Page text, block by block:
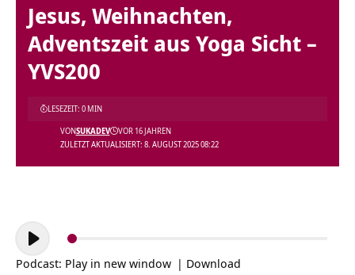
Jesus, Weihnachten,
Adventszeit aus Yoga Sicht –
YVS200
ZULETZT AKTUALISIERT: 8. AUGUST 2025 08:22
VONSUKADEV VOR 16 JAHREN
LESEZEIT: 0 MIN
Audio-
Player
Podcast: Play in new window | Download